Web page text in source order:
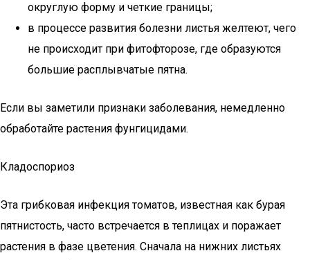
округлую форму и четкие границы;
в процессе развития болезни листья желтеют, чего
не происходит при фитофторозе, где образуются
большие расплывчатые пятна.
Если вы заметили признаки заболевания, немедленно
обработайте растения фунгицидами.
Кладоспориоз
Эта грибковая инфекция томатов, известная как бурая
пятнистость, часто встречается в теплицах и поражает
растения в фазе цветения. Сначала на нижних листьях